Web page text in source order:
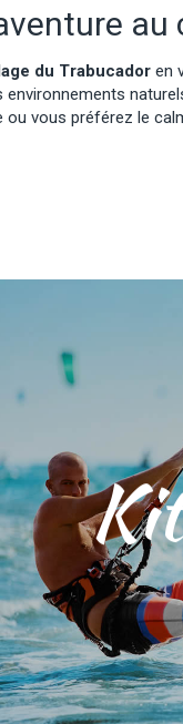
au
du Trabucadoren
environnements
ou vous préférez le
Apprenez en
nos cours de
niveaux. Le
spot
profondes et